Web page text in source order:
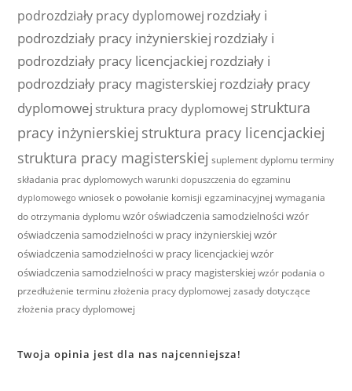
podrozdziały pracy dyplomowej rozdziały i
podrozdziały pracy inżynierskiej rozdziały i
podrozdziały pracy licencjackiej rozdziały i
podrozdziały pracy magisterskiej rozdziały pracy
dyplomowej struktura pracy dyplomowej struktura
pracy inżynierskiej struktura pracy licencjackiej
struktura pracy magisterskiej suplement dyplomu terminy
składania prac dyplomowych warunki dopuszczenia do egzaminu
dyplomowego wniosek o powołanie komisji egzaminacyjnej wymagania
do otrzymania dyplomu wzór oświadczenia samodzielnościwzór
oświadczenia samodzielności w pracy inżynierskiejwzór
oświadczenia samodzielności w pracy licencjackiejwzór
oświadczenia samodzielności w pracy magisterskiej wzór podania o
przedłużenie terminu złożenia pracy dyplomowej zasady dotyczące
złożenia pracy dyplomowej
Twoja opinia jest dla nas najcenniejsza!